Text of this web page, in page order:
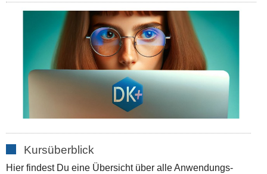
Kursüberblick
Hier findest Du eine Übersicht über alle Anwendungs-